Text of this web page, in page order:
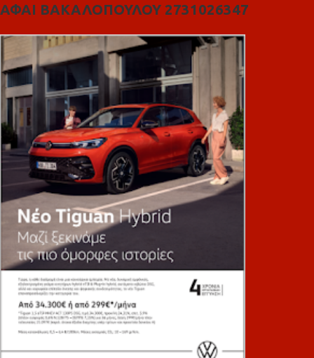
ΑΦΑΙ ΒΑΚΑΛΟΠΟΥΛΟΥ 2731026347